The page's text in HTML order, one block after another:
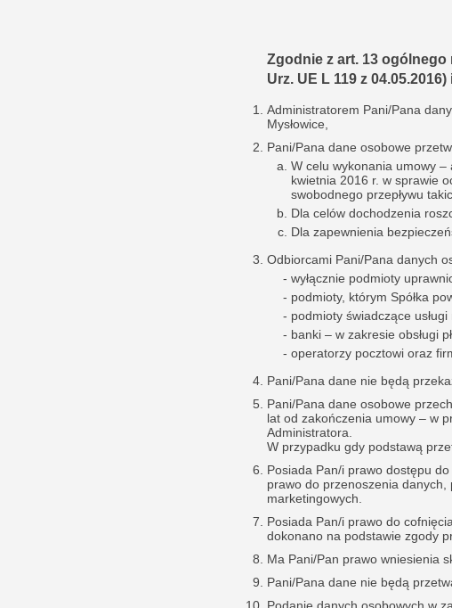
Zgodnie z art. 13
Urz. UE L 119 z
Administratorem Pani/Pana
Mysłowice,
Pani/Pana dane osobowe
W celu wykonania umowy
kwietnia 2016 r. w sprawie
swobodnego przepływu
Dla celów dochodzenia
Dla zapewnienia
Odbiorcami Pani/Pana danych
wyłącznie podmioty
podmioty, którym Spółka
podmioty świadczące
banki – w zakresie obsługi
operatorzy pocztowi oraz
Pani/Pana dane nie będą
Pani/Pana dane osobowe
lat od zakończenia umowy – w
Administratora.
W przypadku gdy podstawą
Posiada Pan/i prawo dostępu
prawo do przenoszenia
marketingowych.
Posiada Pan/i prawo do
dokonano na podstawie zgody
Ma Pani/Pan prawo wniesienia
Pani/Pana dane nie będą